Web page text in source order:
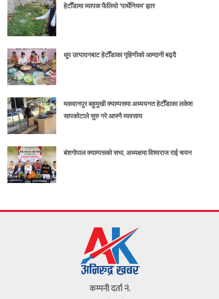
हेटौँडामा व्यापक फैलियो ‘पार्थेनियम’ झार
धूप उत्पादनबाट हेटौँडाका गृहिणीको आम्दानी बढ्दै
मकवानपुर बहुमुखी क्याम्पसमा अध्ययनत हेटौँडाका लकेश
सापकोटाले सुरु गरे आफ्नै व्यवसाय
बंशगोपाल क्याम्पसको सभा, अध्यक्षमा विश्वराज राई चयन
कम्पनी दर्ता नं.